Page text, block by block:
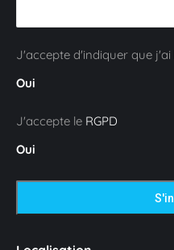
J'accepte d'indiquer que j'ai
Oui
J'accepte le RGPD
Oui